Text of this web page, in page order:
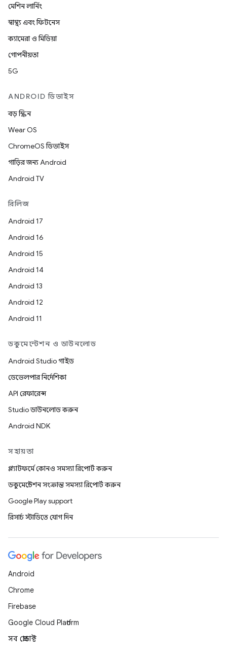
মেশিন লার্নিং
স্বাস্থ্য এবং ফিটনেস
ক্যামেরা ও মিডিয়া
গোপনীয়তা
5G
ANDROID ডিভাইস
বড় স্ক্রিন
Wear OS
ChromeOS ডিভাইস
গাড়ির জন্য Android
Android TV
রিলিজ
Android 17
Android 16
Android 15
Android 14
Android 13
Android 12
Android 11
ডকুমেন্টেশন ও ডাউনলোড
Android Studio গাইড
ডেভেলপার নির্দেশিকা
API রেফারেন্স
Studio ডাউনলোড করুন
Android NDK
সহায়তা
প্ল্যাটফর্মে কোনও সমস্যা রিপোর্ট করুন
ডকুমেন্টেশন সংক্রান্ত সমস্যা রিপোর্ট করুন
Google Play support
রিসার্চ স্টাডিতে যোগ দিন
Android
Chrome
Firebase
Google Cloud Platform
সব প্রোডাক্ট